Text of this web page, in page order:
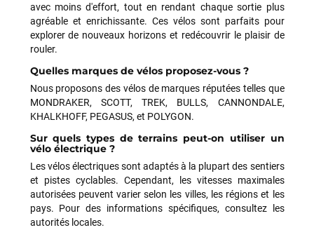
avec moins d'effort, tout en rendant chaque sortie plus
agréable et enrichissante. Ces vélos sont parfaits pour
explorer de nouveaux horizons et redécouvrir le plaisir de
rouler.
Quelles marques de vélos proposez-vous ?
Nous proposons des vélos de marques réputées telles que
MONDRAKER, SCOTT, TREK, BULLS, CANNONDALE,
KHALKHOFF, PEGASUS, et POLYGON.
Sur quels types de terrains peut-on utiliser un
vélo électrique ?
Les vélos électriques sont adaptés à la plupart des sentiers
et pistes cyclables. Cependant, les vitesses maximales
autorisées peuvent varier selon les villes, les régions et les
pays. Pour des informations spécifiques, consultez les
autorités locales.